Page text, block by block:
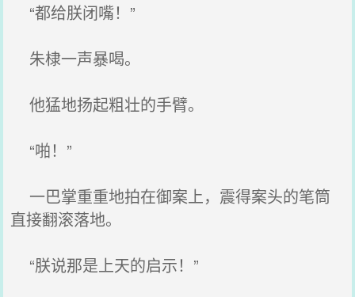
“都给朕闭嘴！”
朱棣一声暴喝。
他猛地扬起粗壮的手臂。
“啪！”
一巴掌重重地拍在御案上，震得案头的笔筒
直接翻滚落地。
“朕说那是上天的启示！”